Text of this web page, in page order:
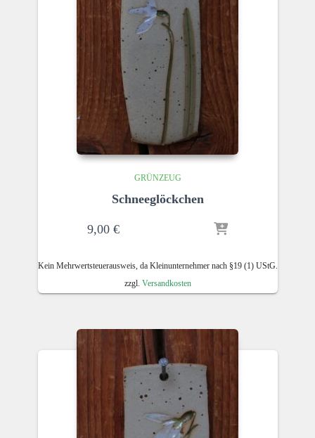
GRÜNZEUG
Schneeglöckchen
9,00 €
Kein Mehrwertsteuerausweis, da Kleinunternehmer nach §19 (1) UStG.
zzgl. Versandkosten